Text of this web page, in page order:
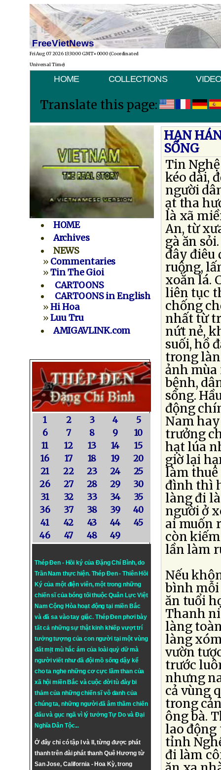
FreeVietNews
Fri Aug 07 2026 13:30:00 GMT+0000 (Coordinated
Universal Time)
HOME COLLECTIONS
Translate this page:
HOME
Archives
NEWS
» Commentaries
»Tin The Gioi
CARTOONS
CARTOONS in English
»Hi Hoa
»Luu Tru
AMIGAVLINK.com
1 2 3 4
5
6
7 8 9
10
11
12 13 14
15
16
17 18 19
20
21
22 23 24
25
26
27 28 29
30
31
32 33 34
35
36
37 38 39
40
41
42 43 44
45
46
47 48 49
Thép Đen - Hồi ký của Đặng Chí Bình, do
Trần Nam thực hiện. Thép Đen- Thiên Hồi
Ký của một điện viên, một trong những
chiến sĩ của bóng tối thuộc Quân Lực Việt
Nam Cộng Hòa hoạt động tại miền Bắc
và đã sa vào tay giặc. Thép Đen phơi bày
tất cả những sự thật kinh khiếp vượt trí
tưởng tượng của con người tại một vùng
đất mịt mù hắc ám của loài quỷ dữ mà
người viết như đã đội mồ sống dậy kể
cho ta nghe những cơ cực lầm than của
xã hội miền Bắc và cuộc đời tù đày bi
thảm của những chiến sĩ vô danh của
chúng ta, những người đã âm thầm chiến
đấu và gục ngã vì lý tưởngTự DovàĐại
Nghĩa Dân Tộc...
Ở đây chỉ có tập I và II, từng được phát
thanh trên đài phát thanh Quê Hương từ
San Jose, California - Hoa Kỳ, trong
HẠN
SỐNG
Tin
kéo dài,
người
ạt tha
là xã
An, từ
gà ăn
đây điêu
ruộng,
xoắn lá.
liên tục
chống
nhất từ
nứt nẻ,
suối, hồ
trong
ảnh mùa
bệnh,
sống.
động
Nam
trưởng
hạt lúa
giờ lại
làm thuê
đình thì
làng đi
người ở
ai muốn
còn
lần làm
Nếu
bình mỗi
ăn tuổi
Thanh
làng
làng
vườn
trước
nhưng
cả vùng
trong
ông bà.
lao động
tỉnh
đi làm